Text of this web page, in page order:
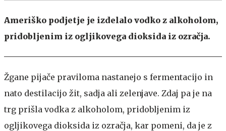
Ameriško podjetje je izdelalo vodko z alkoholom,
pridobljenim iz ogljikovega dioksida iz ozračja.
Žgane pijače praviloma nastanejo s fermentacijo in
nato destilacijo žit, sadja ali zelenjave. Zdaj pa je na
trg prišla vodka z alkoholom, pridobljenim iz
ogljikovega dioksida iz ozračja, kar pomeni, da je z